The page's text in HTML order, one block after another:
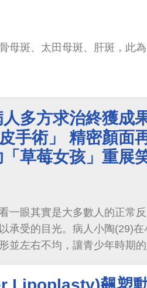
母斑、太田母斑、肝斑，此
多方求治終獲成
手術」 精密顏面
草莓女孩」重展
一眼其實是大多數人的正常
承受的目光。病人小陶(29)在
並左右不均，讓青少年時期